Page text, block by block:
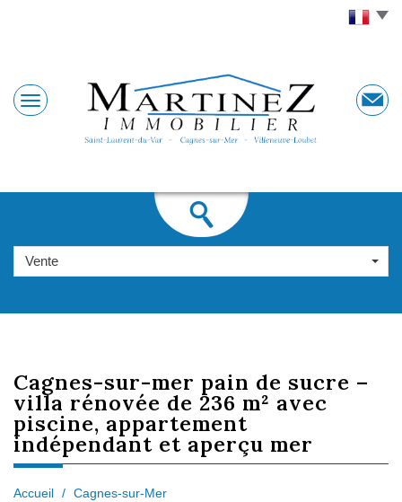
Vente
cagnes-sur-mer pain de sucre –
villa rénovée de 236 m² avec
piscine, appartement
indépendant et aperçu mer
Accueil
Cagnes-sur-Mer